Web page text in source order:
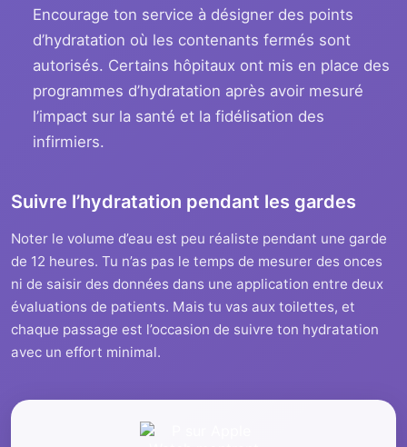
Encourage ton service à désigner des points
d’hydratation où les contenants fermés sont
autorisés. Certains hôpitaux ont mis en place des
programmes d’hydratation après avoir mesuré
l’impact sur la santé et la fidélisation des
infirmiers.
Suivre l’hydratation pendant les gardes
Noter le volume d’eau est peu réaliste pendant une garde
de 12 heures. Tu n’as pas le temps de mesurer des onces
ni de saisir des données dans une application entre deux
évaluations de patients. Mais tu vas aux toilettes, et
chaque passage est l’occasion de suivre ton hydratation
avec un effort minimal.